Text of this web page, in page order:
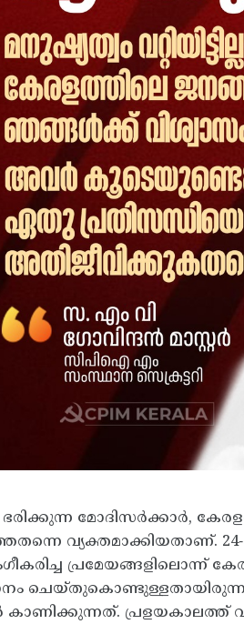
ഭരിക്കുന്ന മോദിസർക്കാർ,
വ്യക്തമാക്കിയതാണ്.
ചെയ്തുകൊണ്ടുള്ളതായിരുന്നു.
കാണിക്കുന്നത്. പ്രളയകാലത്ത്